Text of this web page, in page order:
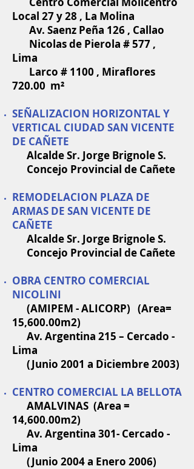
Local 27 y 28 , La Molina
Av. Saenz Peña 126 , Callao
Nicolas de Pierola # 577 ,
Lima
Larco # 1100 , Miraflores
720.00 m²
SEÑALIZACION HORIZONTAL Y
VERTICAL CIUDAD SAN VICENTE
DE CAÑETE
Alcalde Sr. Jorge Brignole S.
Concejo Provincial de Cañete
REMODELACION PLAZA DE
ARMAS DE SAN VICENTE DE
CAÑETE
Alcalde Sr. Jorge Brignole S.
Concejo Provincial de Cañete
OBRA CENTRO COMERCIAL
NICOLINI
(AMIPEM - ALICORP) (Area=
15,600.00m2)
Av. Argentina 215 – Cercado -
Lima
(Junio 2001 a Diciembre 2003)
CENTRO COMERCIAL LA BELLOTA
AMALVINAS (Area =
14,600.00m2)
Av. Argentina 301- Cercado -
Lima
(Junio 2004 a Enero 2006)